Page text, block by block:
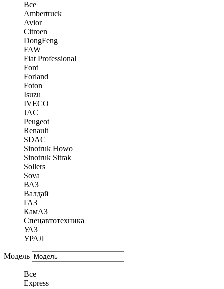
Все
Ambertruck
Avior
Citroen
DongFeng
FAW
Fiat Professional
Ford
Forland
Foton
Isuzu
IVECO
JAC
Peugeot
Renault
SDAC
Sinotruk Howo
Sinotruk Sitrak
Sollers
Sova
ВАЗ
Валдай
ГАЗ
КамАЗ
Спецавтотехника
УАЗ
УРАЛ
Модель
Все
Express